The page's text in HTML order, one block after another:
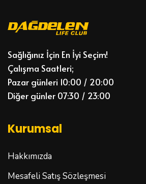
Sağlığınız İçin En İyi Seçim!
Çalışma Saatleri;
Pazar günleri 10:00 / 20:00
Diğer günler 07:30 / 23:00
Kurumsal
Hakkımızda
Mesafeli Satış Sözleşmesi